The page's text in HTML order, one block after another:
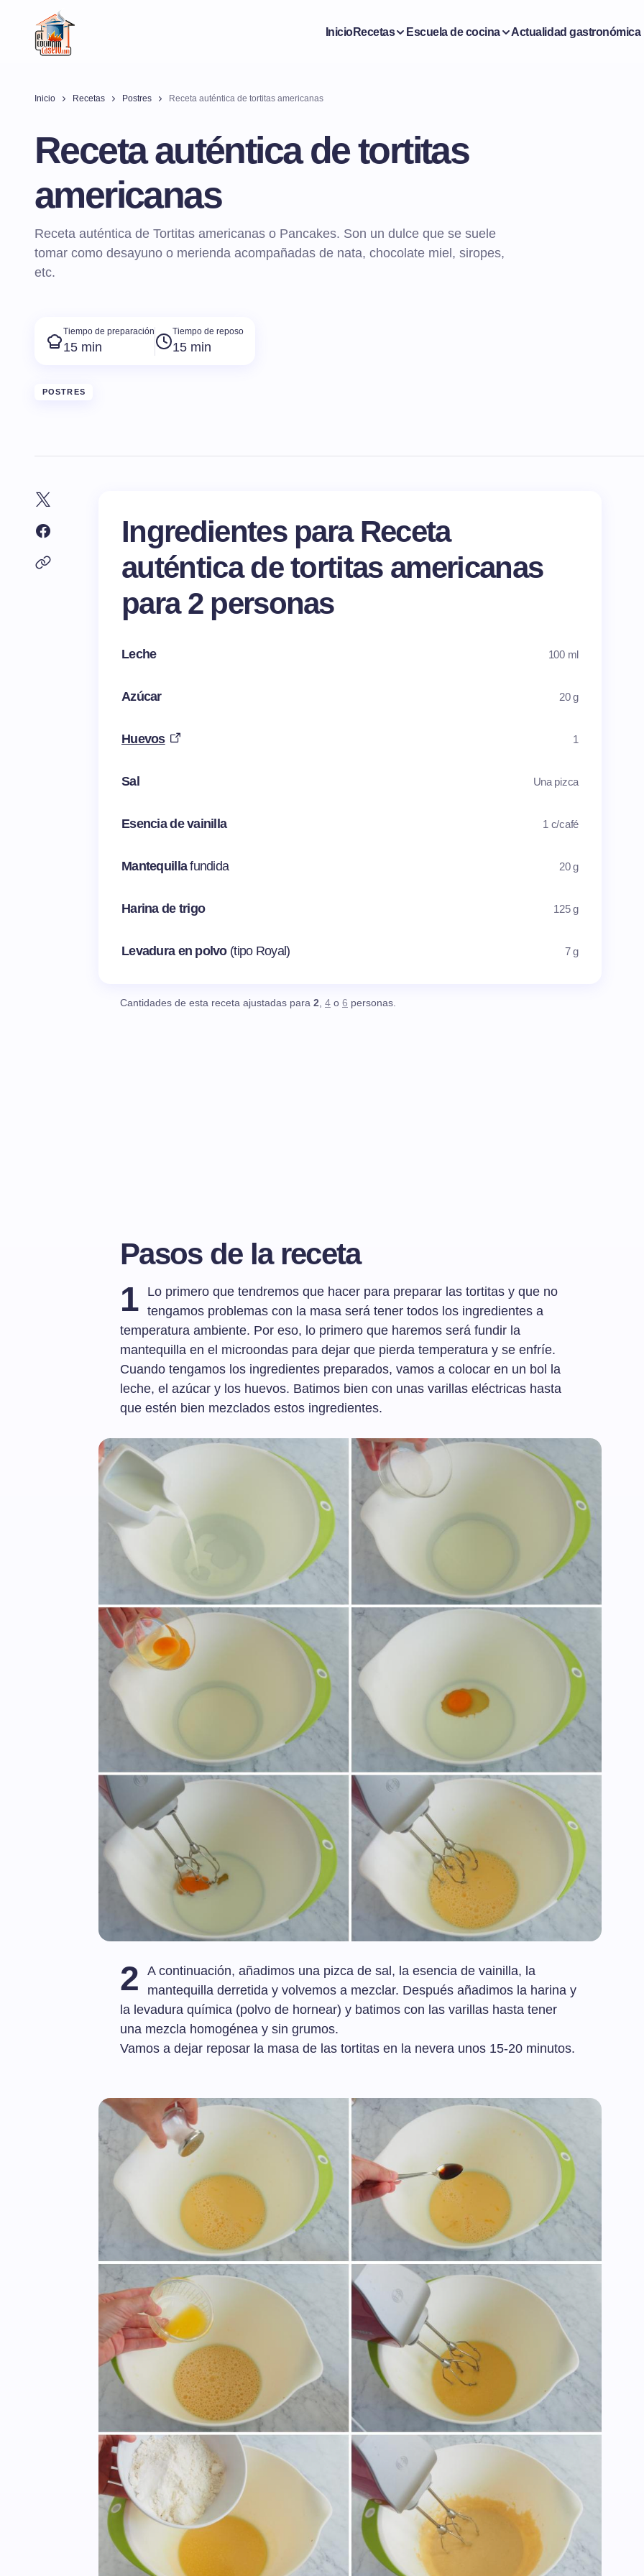
InicioRecetas Escuela de cocina Actualidad gastronómica
Inicio Recetas Postres Receta auténtica de tortitas americanas
Receta auténtica de tortitas
americanas
Receta auténtica de Tortitas americanas o Pancakes. Son un dulce que se suele
tomar como desayuno o merienda acompañadas de nata, chocolate miel, siropes,
etc.
Tiempo de preparación
15 min
Tiempo de reposo
15 min
POSTRES
Ingredientes para Receta
auténtica de tortitas americanas
para 2 personas
Leche 100 ml
Azúcar 20 g
Huevos 1
Sal Una pizca
Esencia de vainilla 1 c/café
Mantequillafundida 20 g
Harina de trigo 125 g
Levadura en polvo (tipo Royal) 7 g
Cantidades de esta receta ajustadas para 2, 4 o 6 personas.
Pasos de la receta
1
Lo primero que tendremos que hacer para preparar las tortitas y que no
tengamos problemas con la masa será tener todos los ingredientes a
temperatura ambiente. Por eso, lo primero que haremos será fundir la
mantequilla en el microondas para dejar que pierda temperatura y se enfríe.
Cuando tengamos los ingredientes preparados, vamos a colocar en un bol la
leche, el azúcar y los huevos. Batimos bien con unas varillas eléctricas hasta
que estén bien mezclados estos ingredientes.
2
A continuación, añadimos una pizca de sal, la esencia de vainilla, la
mantequilla derretida y volvemos a mezclar. Después añadimos la harina y
la levadura química (polvo de hornear) y batimos con las varillas hasta tener
una mezcla homogénea y sin grumos.
Vamos a dejar reposar la masa de las tortitas en la nevera unos 15-20 minutos.